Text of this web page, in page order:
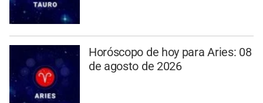
Horóscopo de hoy para Aries: 08
de agosto de 2026